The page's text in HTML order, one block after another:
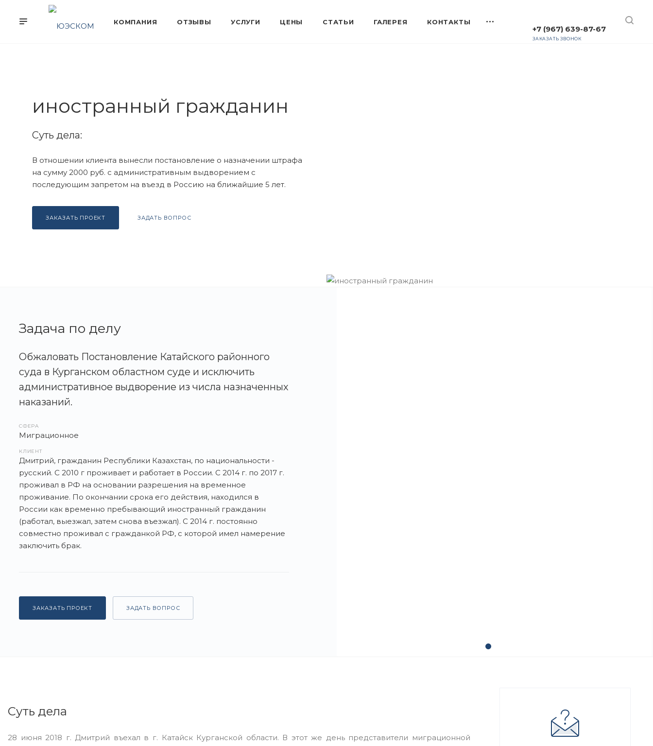
+7 (967) 639-87-67
ЗАКАЗАТЬ ЗВОНОК
иностранный гражданин
Суть дела:
В отношении клиента вынесли постановление о назначении штрафа
на сумму 2000 руб. с административным выдворением с
последующим запретом на въезд в Россию на ближайшие 5 лет.
ЗАКАЗАТЬ ПРОЕКТ ЗАДАТЬ ВОПРОС
Задача по делу
Обжаловать Постановление Катайского районного
суда в Курганском областном суде и исключить
административное выдворение из числа назначенных
наказаний.
СФЕРА
Миграционное
КЛИЕНТ
Дмитрий, гражданин Республики Казахстан, по национальности -
русский. С 2010 г проживает и работает в России. С 2014 г. по 2017 г.
проживал в РФ на основании разрешения на временное
проживание. По окончании срока его действия, находился в
России как временно пребывающий иностранный гражданин
(работал, выезжал, затем снова въезжал). С 2014 г. постоянно
совместно проживал с гражданкой РФ, с которой имел намерение
заключить брак.
ЗАКАЗАТЬ ПРОЕКТ ЗАДАТЬ ВОПРОС
Суть дела
28 июня 2018 г. Дмитрий въехал в г. Катайск Курганской области. В этот же день представители миграционной